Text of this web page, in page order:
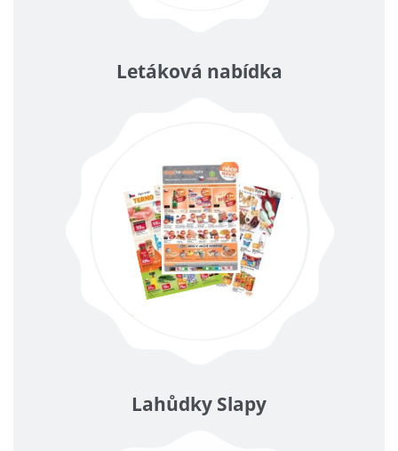
Letáková nabídka
Lahůdky Slapy